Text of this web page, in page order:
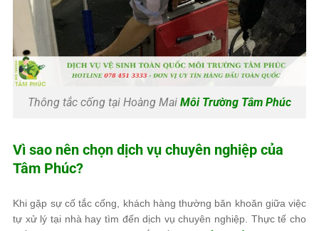
Thông tắc cống tại Hoàng Mai Môi Trường Tâm Phúc
Vì sao nên chọn dịch vụ chuyên nghiệp của
Tâm Phúc?
Khi gặp sự cố tắc cống, khách hàng thường băn khoăn giữa việc
tự xử lý tại nhà hay tìm đến dịch vụ chuyên nghiệp. Thực tế cho